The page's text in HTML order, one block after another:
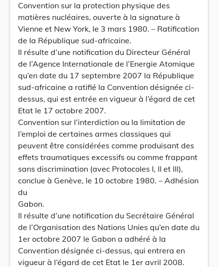
Convention sur la protection physique des
matières nucléaires, ouverte à la signature à
Vienne et New York, le 3 mars 1980. – Ratification
de la République sud-africaine.
Il résulte d’une notification du Directeur Général
de l’Agence Internationale de l’Energie Atomique
qu’en date du 17 septembre 2007 la République
sud-africaine a ratifié la Convention désignée ci-
dessus, qui est entrée en vigueur à l’égard de cet
Etat le 17 octobre 2007.
Convention sur l’interdiction ou la limitation de
l’emploi de certaines armes classiques qui
peuvent être considérées comme produisant des
effets traumatiques excessifs ou comme frappant
sans discrimination (avec Protocoles I, II et III),
conclue à Genève, le 10 octobre 1980. – Adhésion
du
Gabon.
Il résulte d’une notification du Secrétaire Général
de l’Organisation des Nations Unies qu’en date du
1er octobre 2007 le Gabon a adhéré à la
Convention désignée ci-dessus, qui entrera en
vigueur à l’égard de cet Etat le 1er avril 2008.